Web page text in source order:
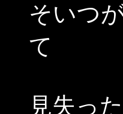
そいつ
て
見失っ